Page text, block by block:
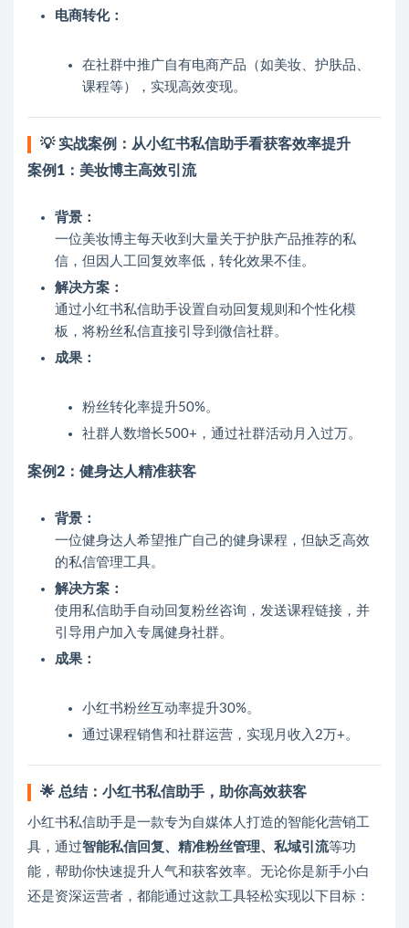
电商转化：
在社群中推广自有电商产品（如美妆、护肤品、
课程等），实现高效变现。
💡 实战案例：从小红书私信助手看获客效率提升
案例1：美妆博主高效引流
背景：
一位美妆博主每天收到大量关于护肤产品推荐的私
信，但因人工回复效率低，转化效果不佳。
解决方案：
通过小红书私信助手设置自动回复规则和个性化模
板，将粉丝私信直接引导到微信社群。
成果：
粉丝转化率提升50%。
社群人数增长500+，通过社群活动月入过万。
案例2：健身达人精准获客
背景：
一位健身达人希望推广自己的健身课程，但缺乏高效
的私信管理工具。
解决方案：
使用私信助手自动回复粉丝咨询，发送课程链接，并
引导用户加入专属健身社群。
成果：
小红书粉丝互动率提升30%。
通过课程销售和社群运营，实现月收入2万+。
🌟 总结：小红书私信助手，助你高效获客
小红书私信助手是一款专为自媒体人打造的智能化营销工
具，通过智能私信回复、精准粉丝管理、私域引流等功
能，帮助你快速提升人气和获客效率。无论你是新手小白
还是资深运营者，都能通过这款工具轻松实现以下目标：